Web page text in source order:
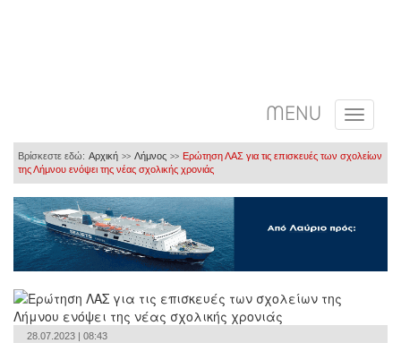
MENU
Βρίσκεστε εδώ: Αρχική >> Λήμνος >> Ερώτηση ΛΑΣ για τις επισκευές των σχολείων
της Λήμνου ενόψει της νέας σχολικής χρονιάς
28.07.2023 | 08:43